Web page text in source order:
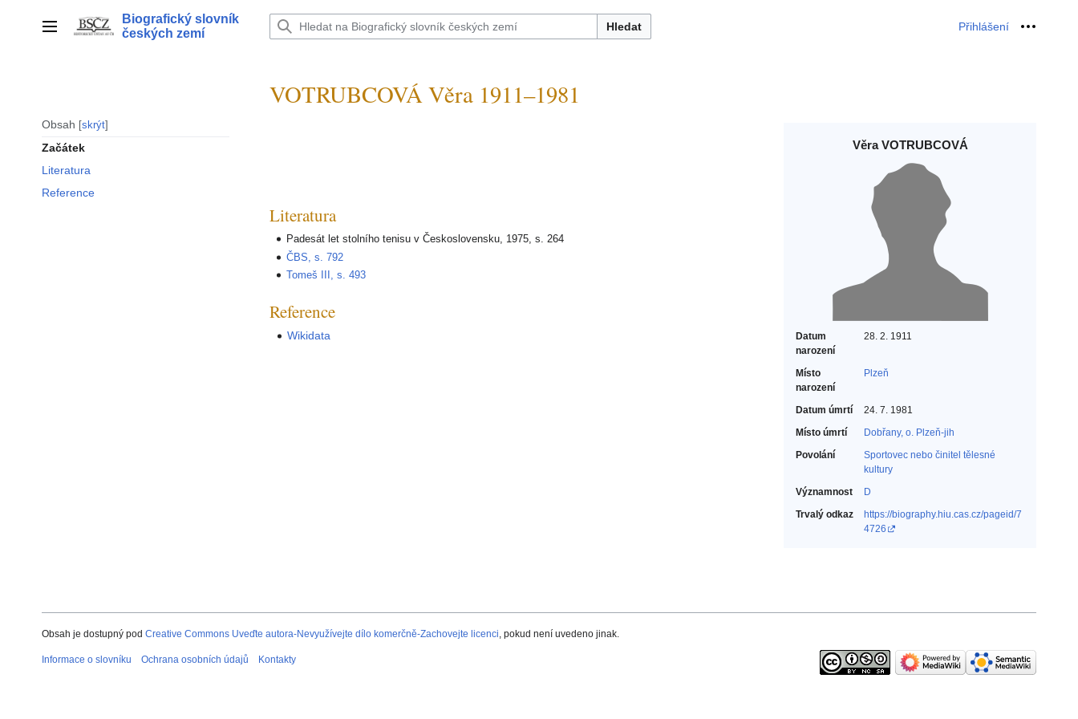
Hlavní menu
Biografický slovník
českých zemí
Hledat Přihlášení Osobní
Obsah skrýt
Začátek
Literatura
Reference
VOTRUBCOVÁ Věra 1911–1981
Věra VOTRUBCOVÁ
Datum
narození
28. 2. 1911
Místo
narození
Plzeň
Datum úmrtí
24. 7. 1981
Místo úmrtí
Dobřany, o. Plzeň-jih
Povolání
Sportovec nebo činitel tělesné
kultury‎
Významnost
D
Trvalý odkaz
https://biography.hiu.cas.cz/pageid/7
4726
Literatura
Padesát let stolního tenisu v Československu, 1975, s. 264
ČBS, s. 792
Tomeš III, s. 493
Reference
Wikidata
Obsah je dostupný pod Creative Commons Uveďte autora-Nevyužívejte dílo komerčně-Zachovejte licenci, pokud není uvedeno jinak.
Informace o slovníku Ochrana osobních údajů Kontakty